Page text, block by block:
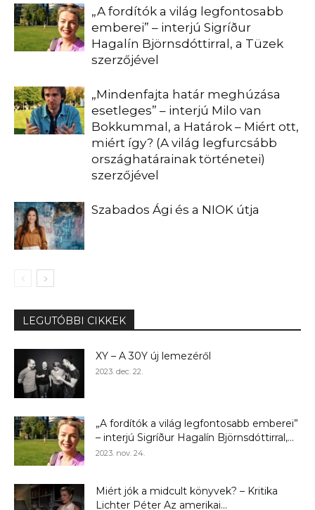
„A fordítók a világ legfontosabb
emberei” – interjú Sigríður
Hagalín Björnsdóttirral, a Tüzek
szerzőjével
„Mindenfajta határ meghúzása
esetleges” – interjú Milo van
Bokkummal, a Határok – Miért ott,
miért így? (A világ legfurcsább
országhatárainak történetei)
szerzőjével
Szabados Ági és a NIOK útja
LEGUTÓBBI CIKKEK
XY – A 30Y új lemezéről
2023. dec. 22.
„A fordítók a világ legfontosabb emberei”
– interjú Sigríður Hagalín Björnsdóttirral,...
2023. nov. 24.
Miért jók a midcult könyvek? – Kritika
Lichter Péter Az amerikai...